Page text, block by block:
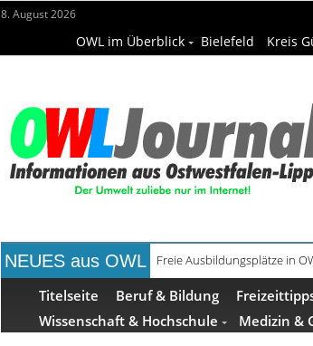
8. August 2026
OWL im Überblick Bielefeld Kreis
NEUES aus OWL Freie Ausbildungsplätze in
Recyclingpapier in Küche
Titelseite Beruf & Bildung
Wissenschaft & Hochschule
Medizin &